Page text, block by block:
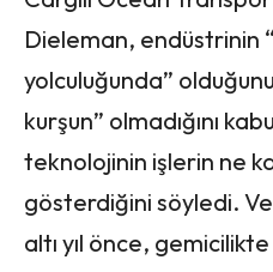
Dieleman, endüstrinin
yolculuğunda”
kurşun” olmadığını
teknolojinin işlerin ne
gösterdiğini söyledi.
altı yıl önce,